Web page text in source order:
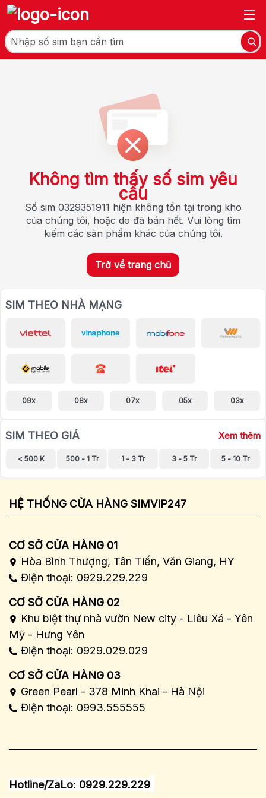
Không tìm thấy số sim yêu
cầu
Số sim 0329351911 hiện không tồn tại trong kho
của chúng tôi, hoặc do đã bán hết. Vui lòng tìm
kiếm các sản phẩm khác của chúng tôi.
Trở về trang chủ
SIM THEO NHÀ MẠNG
09x 08x 07x 05x 03x
SIM THEO GIÁ Xem thêm
< 500 K 500 - 1 Tr 1 - 3 Tr 3 - 5 Tr 5 - 10 Tr
HỆ THỐNG CỬA HÀNG SIMVIP247
CƠ SỞ CỬA HÀNG 01
Hòa Bình Thượng, Tân Tiến, Văn Giang, HY
Điện thoại: 0929.229.229
CƠ SỞ CỬA HÀNG 02
Khu biệt thự nhà vườn New city - Liêu Xá - Yên
Mỹ - Hưng Yên
Điện thoại: 0929.029.029
CƠ SỞ CỬA HÀNG 03
Green Pearl - 378 Minh Khai - Hà Nội
Điện thoại: 0993.555555
Hotline/ZaLo: 0929.229.229